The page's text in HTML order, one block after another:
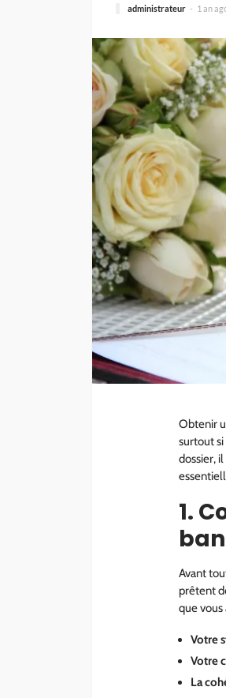
administrateur 1 an
Obtenir
surtout
dossier,
1.
Avant
prêtent
que
Votre
Votre
La